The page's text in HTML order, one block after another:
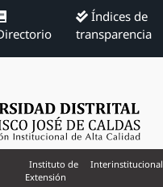
Índices de
transparencia
Instituto de
Extensión
Interinstitucional